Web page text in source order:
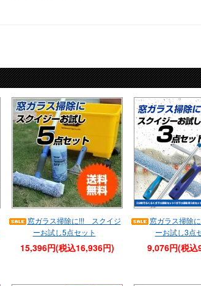
窓ガラス掃除に!!! スクイジ
ーお試し5点セット
15,396円(税込16,936円)
窓ガラス掃除
ーお試し3点
9,076円(税込